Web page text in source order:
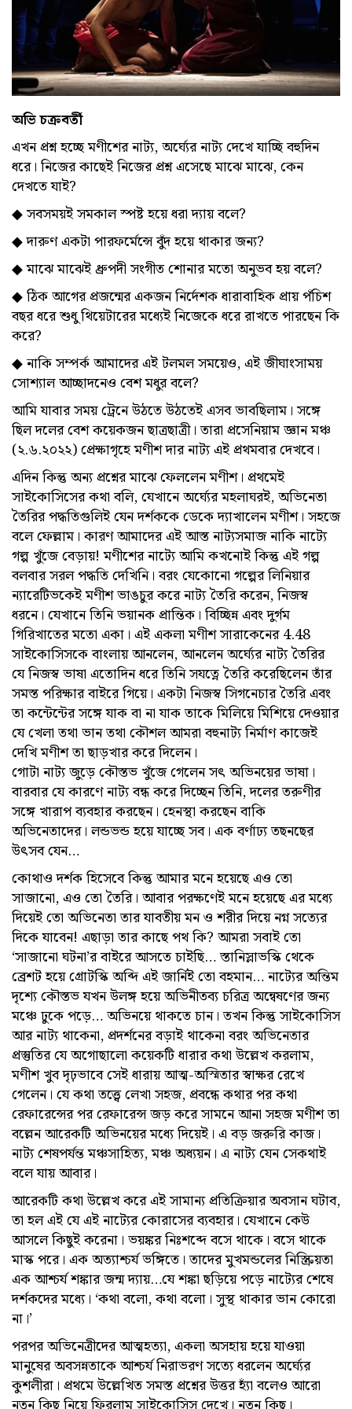
অভি চক্রবর্তী
এখন প্রশ্ন হচ্ছে মণীশের নাট্য, অর্ঘ‍্যের নাট্য দেখে যাচ্ছি বহুদিন
ধরে। নিজের কাছেই নিজের প্রশ্ন এসেছে মাঝে মাঝে, কেন
দেখতে যাই?
◆ সবসময়ই সমকাল স্পষ্ট হয়ে ধরা দ্যায় বলে?
◆ দারুণ একটা পারফর্মেন্সে বুঁদ হয়ে থাকার জন্য?
◆ মাঝে মাঝেই ধ্রুপদী সংগীত শোনার মতো অনুভব হয় বলে?
◆ ঠিক আগের প্রজন্মের একজন নির্দেশক ধারাবাহিক প্রায় পঁচিশ
বছর ধরে শুধু থিয়েটারের মধ্যেই নিজেকে ধরে রাখতে পারছেন কি
করে?
◆ নাকি সম্পর্ক আমাদের এই টলমল সময়েও, এই জীঘাংসাময়
সোশ্যাল আচ্ছাদনেও বেশ মধুর বলে?
আমি যাবার সময় ট্রেনে উঠতে উঠতেই এসব ভাবছিলাম। সঙ্গে
ছিল দলের বেশ কয়েকজন ছাত্রছাত্রী। তারা প্রসেনিয়াম জ্ঞান মঞ্চ
(২.৬.২০২২) প্রেক্ষাগৃহে মণীশ দার নাট্য এই প্রথমবার দেখবে।
এদিন কিন্তু অন্য প্রশ্নের মাঝে ফেললেন মণীশ। প্রথমেই
সাইকোসিসের কথা বলি, যেখানে অর্ঘ‍্যের মহলাঘরই, অভিনেতা
তৈরির পদ্ধতিগুলিই যেন দর্শককে ডেকে দ্যাখালেন মণীশ। সহজে
বলে ফেল্লাম। কারণ আমাদের এই আস্ত নাট্যসমাজ নাকি নাট্যে
গল্প খুঁজে বেড়ায়! মণীশের নাট্যে আমি কখনোই কিন্তু এই গল্প
বলবার সরল পদ্ধতি দেখিনি। বরং যেকোনো গল্পের লিনিয়ার
ন্যারেটিভকেই মণীশ ভাঙচুর করে নাট্য তৈরি করেন, নিজস্ব
ধরনে। যেখানে তিনি ভয়ানক প্রান্তিক। বিচ্ছিন্ন এবং দুর্গম
গিরিখাতের মতো একা। এই একলা মণীশ সারাকেনের 4.48
সাইকোসিসকে বাংলায় আনলেন, আনলেন অর্ঘ‍্যের নাট্য তৈরির
যে নিজস্ব ভাষা এতোদিন ধরে তিনি সযত্নে তৈরি করেছিলেন তাঁর
সমস্ত পরিক্ষার বাইরে গিয়ে। একটা নিজস্ব সিগনেচার তৈরি এবং
তা কন্টেন্টের সঙ্গে যাক বা না যাক তাকে মিলিয়ে মিশিয়ে দেওয়ার
যে খেলা তথা ভান তথা কৌশল আমরা বহুনাট্য নির্মাণ কাজেই
দেখি মণীশ তা ছাড়খার করে দিলেন।
গোটা নাট্য জুড়ে কৌস্তভ খুঁজে গেলেন সৎ অভিনয়ের ভাষা।
বারবার যে কারণে নাট্য বন্ধ করে দিচ্ছেন তিনি, দলের তরুণীর
সঙ্গে খারাপ ব্যবহার করছেন। হেনস্থা করছেন বাকি
অভিনেতাদের। লন্ডভন্ড হয়ে যাচ্ছে সব। এক বর্ণাঢ্য তছনছের
উৎসব যেন…
কোথাও দর্শক হিসেবে কিন্তু আমার মনে হয়েছে এও তো
সাজানো, এও তো তৈরি। আবার পরক্ষণেই মনে হয়েছে এর মধ্যে
দিয়েই তো অভিনেতা তার যাবতীয় মন ও শরীর দিয়ে নগ্ন সত্যের
দিকে যাবেন! এছাড়া তার কাছে পথ কি? আমরা সবাই তো
‘সাজানো ঘটনা’র বাইরে আসতে চাইছি… স্তানিস্লাভস্কি থেকে
ব্রেশট হয়ে গ্রোটস্কি অব্দি এই জার্নিই তো বহমান… নাট্যের অন্তিম
দৃশ্যে কৌস্তভ যখন উলঙ্গ হয়ে অভিনীতব্য চরিত্র অন্বেষণের জন্য
মঞ্চে ঢুকে পড়ে… অভিনয়ে থাকতে চান। তখন কিন্তু সাইকোসিস
আর নাট্য থাকেনা, প্রদর্শনের বড়াই থাকেনা বরং অভিনেতার
প্রস্তুতির যে অগোছালো কয়েকটি ধারার কথা উল্লেখ করলাম,
মণীশ খুব দৃঢ়ভাবে সেই ধারায় আত্ম-অস্মিতার স্বাক্ষর রেখে
গেলেন। যে কথা তত্ত্বে লেখা সহজ, প্রবন্ধে কথার পর কথা
রেফারেন্সের পর রেফারেন্স জড় করে সামনে আনা সহজ মণীশ তা
বল্লেন আরেকটি অভিনয়ের মধ্যে দিয়েই। এ বড় জরুরি কাজ।
নাট্য শেষপর্যন্ত মঞ্চসাহিত্য, মঞ্চ অধ্যয়ন। এ নাট্য যেন সেকথাই
বলে যায় আবার।
আরেকটি কথা উল্লেখ করে এই সামান্য প্রতিক্রিয়ার অবসান ঘটাব,
তা হল এই যে এই নাট্যের কোরাসের ব্যবহার। যেখানে কেউ
আসলে কিছুই করেনা। ভয়ঙ্কর নিঃশব্দে বসে থাকে। বসে থাকে
মাস্ক পরে। এক অত্যাশ্চর্য ভঙ্গিতে। তাদের মুখমন্ডলের নিস্ক্রিয়তা
এক আশ্চর্য শঙ্কার জন্ম দ্যায়…যে শঙ্কা ছড়িয়ে পড়ে নাট্যের শেষে
দর্শকদের মধ্যে। ‘কথা বলো, কথা বলো। সুস্থ থাকার ভান কোরো
না।’
পরপর অভিনেত্রীদের আত্মহত্যা, একলা অসহায় হয়ে যাওয়া
মানুষের অবসন্নতাকে আশ্চর্য নিরাভরণ সত্যে ধরলেন অর্ঘ‍্যের
কুশলীরা। প্রথমে উল্লেখিত সমস্ত প্রশ্নের উত্তর হ্যাঁ বলেও আরো